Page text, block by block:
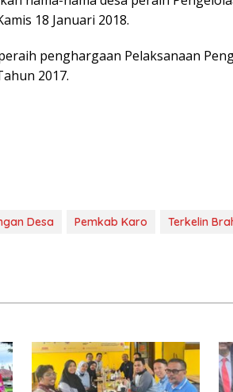
18 Januari 2018.
penghargaan Pelaksanaan
2017.
Desa Pemkab Karo Terkelin